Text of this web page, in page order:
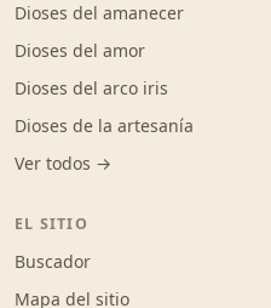
Dioses del amanecer
Dioses del amor
Dioses del arco iris
Dioses de la artesanía
Ver todos →
EL SITIO
Buscador
Mapa del sitio